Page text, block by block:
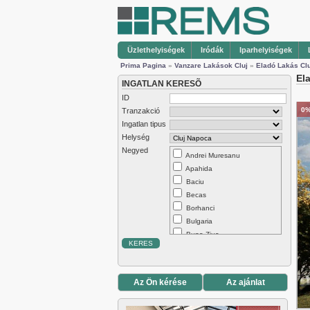
Üzlethelyiségek Iródák Iparhelyiségek
Prima Pagina » Vanzare Lakások Cluj » Eladó Lakás
INGATLAN KERESÕ
ID
Tranzakció
Ingatlan tipus
Helység
Negyed
Andrei Muresanu
Apahida
Baciu
Becas
Borhanci
Bulgaria
Buna Ziua
Dambul Rotund
Exterior Est
Az Ön kérése Az ajánlat